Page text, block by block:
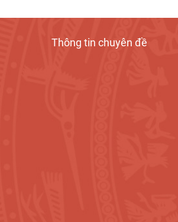
Thông tin chuyên đề